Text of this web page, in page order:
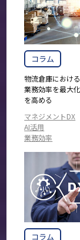
コラム
物流倉庫におけ
業務効率を最大
を高める
マネジメントDX
AI活用
業務効率
コラム